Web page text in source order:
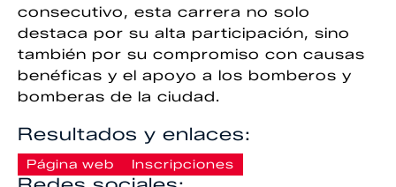
consecutivo, esta carrera no solo
destaca por su alta participación, sino
también por su compromiso con causas
benéficas y el apoyo a los bomberos y
bomberas de la ciudad.
Resultados y enlaces:
Página web Inscripciones